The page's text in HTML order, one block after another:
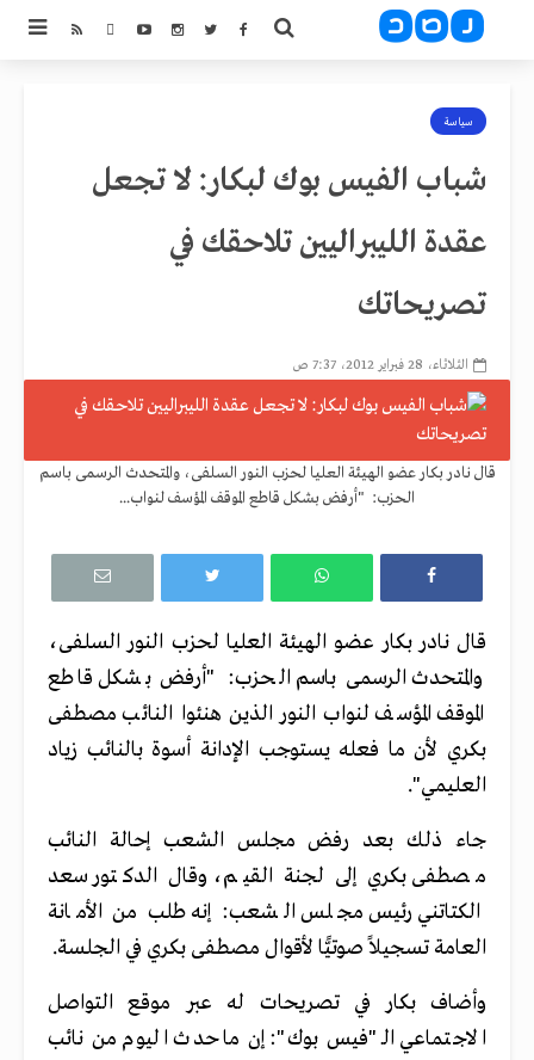
سياسة
شباب الفيس بوك لبكار: لا تجعل
عقدة الليبراليين تلاحقك في
تصريحاتك
الثلاثاء، 28 فبراير 2012، 7:37 ص
قال نادر بكار عضو الهيئة العليا لحزب النور السلفى، والمتحدث الرسمى باسم
الحزب: "أرفض بشكل قاطع الموقف المؤسف لنواب...
قال نادر بكار عضو الهيئة العليا لحزب النور السلفى،
والمتحدث الرسمى باسم الحزب: "أرفض بشكل قاطع
الموقف المؤسف لنواب النور الذين هنئوا النائب مصطفى
بكري لأن ما فعله يستوجب الإدانة أسوة بالنائب زياد
العليمي".
جاء ذلك بعد رفض مجلس الشعب إحالة النائب
مصطفى بكري إلى لجنة القيم، وقال الدكتور سعد
الكتاتني رئيس مجلس الشعب: إنه طلب من الأمانة
العامة تسجيلاً صوتيًّا لأقوال مصطفى بكري في الجلسة.
وأضاف بكار في تصريحات له عبر موقع التواصل
الاجتماعي الـ "فيس بوك": إن ما حدث اليوم من نائب